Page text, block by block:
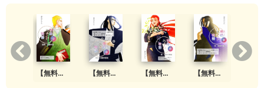
【無料版】明皓めでた物語 拾弐 太陽の國 【無料版】明皓めでた物語 拾壱 救賤の教主 【無料版】明皓めでた物語 拾 緋色の祝福 【無料版】明皓めでた物語 玖 背徳の先師